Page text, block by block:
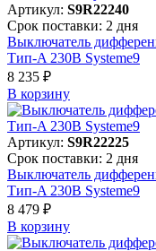
Артикул: S9R22240
Срок поставки: 2 дня
Выключатель
Тип-A 230В Systeme9
8 235 ₽
В корзинy
Артикул: S9R22225
Срок поставки: 2 дня
Выключатель
Тип-A 230В Systeme9
8 479 ₽
В корзинy